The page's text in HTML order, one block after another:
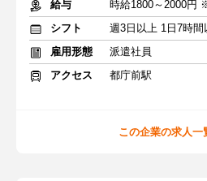
給与
時給1800～2000円
シフト
週3日以上 1日7時間
雇用形態
派遣社員
アクセス
都庁前駅
この企業の求人一